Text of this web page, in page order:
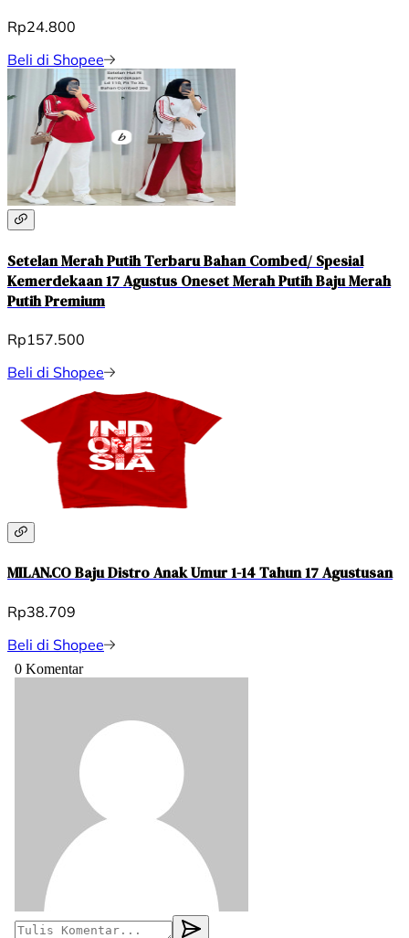
Rp24.800
Beli di Shopee
Setelan Merah Putih Terbaru Bahan Combed/ Spesial
Kemerdekaan 17 Agustus Oneset Merah Putih Baju Merah
Putih Premium
Rp157.500
Beli di Shopee
MILAN.CO Baju Distro Anak Umur 1-14 Tahun 17 Agustusan
Rp38.709
Beli di Shopee